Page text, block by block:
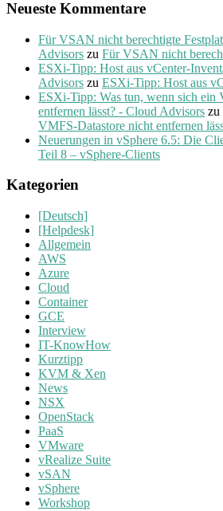
Neueste Kommentare
Für VSAN nicht berechtigte
Advisors zu Für VSAN nicht
ESXi-Tipp: Host aus vCenter-
Advisors zu ESXi-Tipp: Host aus
ESXi-Tipp: Was tun, wenn sich ein
entfernen lässt? - Cloud Advisors zu
VMFS-Datastore nicht entfernen
Neuerungen in vSphere 6.5: Die
Teil 8 – vSphere-Clients
Kategorien
[Deutsch]
[Helpdesk]
Allgemein
AWS
Azure
Cloud
Container
GCE
Interview
IT-KnowHow
Kurztipp
KVM & Xen
News
NSX
OpenStack
PaaS
VMware
vRealize Suite
vSAN
vSphere
Workshop